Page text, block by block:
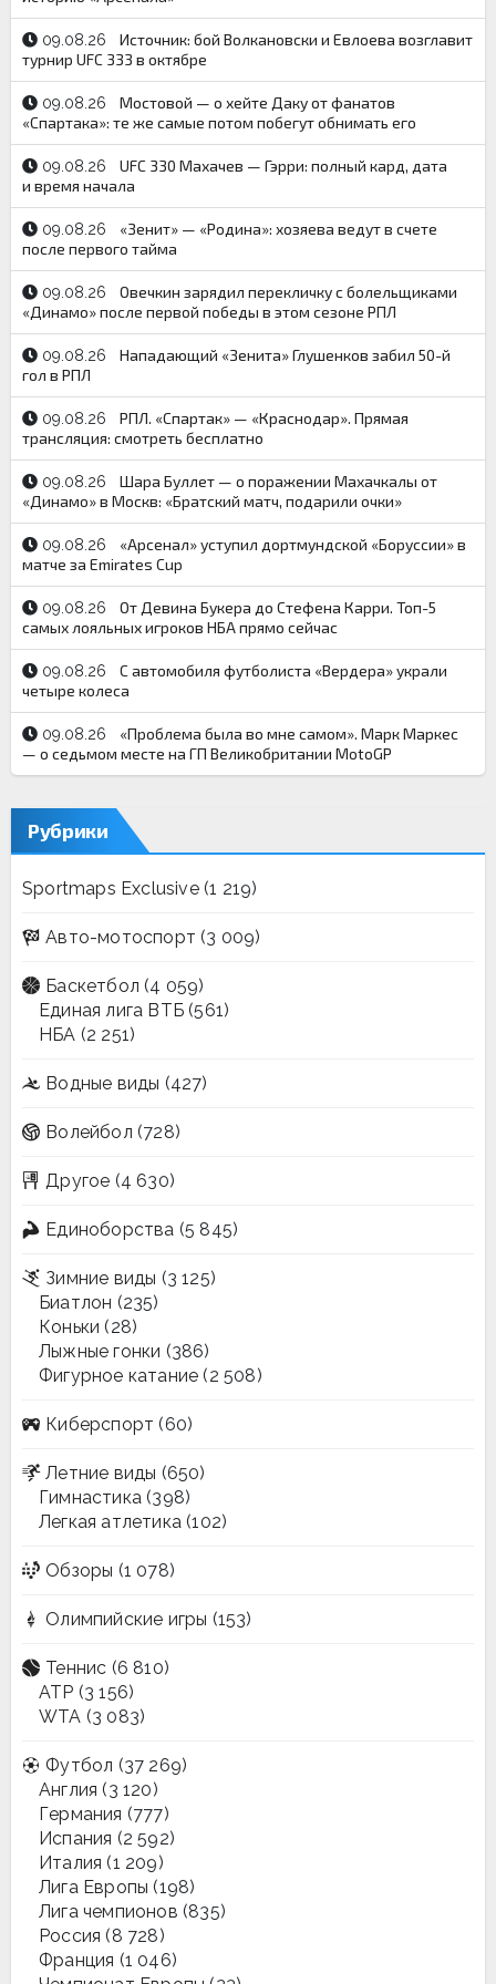
09.08.26
Источник: бой Волкановски и Евлоева возглавит
турнир UFC 333 в октябре
09.08.26
Мостовой — о хейте Даку от фанатов
«Спартака»: те же самые потом побегут обнимать его
09.08.26
UFC 330 Махачев — Гэрри: полный кард, дата
и время начала
09.08.26
«Зенит» — «Родина»: хозяева ведут в счете
после первого тайма
09.08.26
Овечкин зарядил перекличку с болельщиками
«Динамо» после первой победы в этом сезоне РПЛ
09.08.26
Нападающий «Зенита» Глушенков забил 50-й
гол в РПЛ
09.08.26
РПЛ. «Спартак» — «Краснодар». Прямая
трансляция: смотреть бесплатно
09.08.26
Шара Буллет — о поражении Махачкалы от
«Динамо» в Москв: «Братский матч, подарили очки»
09.08.26
«Арсенал» уступил дортмундской «Боруссии» в
матче за Emirates Cup
09.08.26
От Девина Букера до Стефена Карри. Топ-5
самых лояльных игроков НБА прямо сейчас
09.08.26
С автомобиля футболиста «Вердера» украли
четыре колеса
09.08.26
«Проблема была во мне самом». Марк Маркес
— о седьмом месте на ГП Великобритании MotoGP
Рубрики
Sportmaps Exclusive(1 219)
Авто-мотоспорт (3 009)
Баскетбол (4 059)
Единая лига ВТБ (561)
НБА (2 251)
Водные виды (427)
Волейбол (728)
Другое (4 630)
Единоборства (5 845)
Зимние виды (3 125)
Биатлон (235)
Коньки (28)
Лыжные гонки (386)
Фигурное катание (2 508)
Киберспорт (60)
Летние виды (650)
Гимнастика (398)
Легкая атлетика (102)
Обзоры (1 078)
Олимпийские игры (153)
Теннис (6 810)
ATP (3 156)
WTA (3 083)
Футбол (37 269)
Англия (3 120)
Германия (777)
Испания (2 592)
Италия (1 209)
Лига Европы (198)
Лига чемпионов (835)
Россия (8 728)
Франция (1 046)